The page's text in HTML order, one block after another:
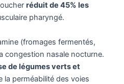
réduit de 45% les
pharyngé.
(fromages fermentés,
congestion nasale nocturne.
de légumes verts et
la perméabilité des voies